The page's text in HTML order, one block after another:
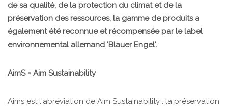
de sa qualité, de la protection du climat et de la
préservation des ressources, la gamme de produits a
également été reconnue et récompensée par le label
environnemental allemand 'Blauer Engel'.
AimS = Aim Sustainability
Aims est l'abréviation de Aim Sustainability : la préservation